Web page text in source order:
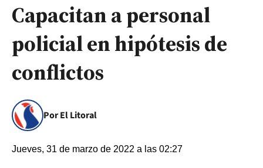
Capacitan a personal
policial en hipótesis de
conflictos
Por El Litoral
Jueves, 31 de marzo de 2022 a las 02:27